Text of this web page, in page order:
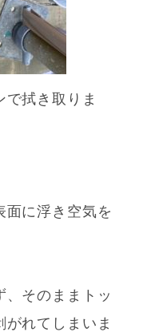
拭き取りま
面に浮き空気を
、そのままトッ
れてしまいま